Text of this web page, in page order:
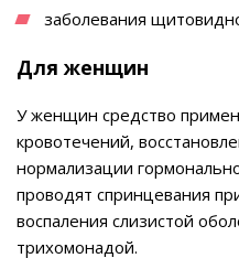
заболевания
Для женщин
У женщин средство
кровотечений,
нормализации
проводят спринцевания
воспаления слизистой
трихомонадой.